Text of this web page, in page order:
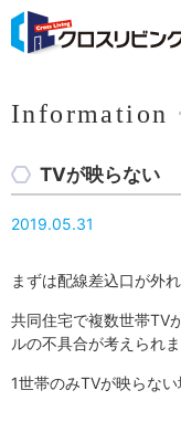
Information
TVが映らない
2019.05.31
まずは配線差込口が外
共同住宅で複数世帯TV
ルの不具合が考えられ
1世帯のみTVが映らな